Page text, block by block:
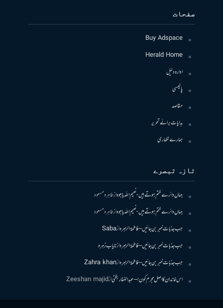
صفحات
Buy Adspace
Herald Home
ادارہ دلیل
پالیسی
مقاصد
ہدایات برائے تحریر
ہمارے لکھاری
تازہ تبصرے
جہاں دائرے ختم ہوتے ہیں- نعیم اللہ باجوہازطاہرہ مسعود
جہاں دائرے ختم ہوتے ہیں- نعیم اللہ باجوہازطاہرہ مسعود
جب جذبات خبر بن جائیں – فاطمۃالزہرہازSaba
جب جذبات خبر بن جائیں – فاطمۃالزہرہازنایاب زہرہ
جب جذبات خبر بن جائیں – فاطمۃالزہرہازZahra khan
اس خاندان کا اصل مجرم کون! – عبدالغفار بگٹیازZeeshan majid